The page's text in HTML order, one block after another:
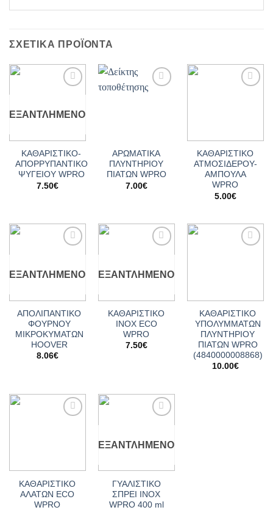
ΣΧΕΤΙΚΆ ΠΡΟΪΌΝΤΑ
ΕΞΑΝΤΛΗΜΈΝΟ
ΚΑΘΑΡΙΣΤΙΚΟ-
ΑΠΟΡΡΥΠΑΝΤΙΚΟ
ΨΥΓΕΙΟΥ WPRO
7.50€
ΑΡΩΜΑΤΙΚΑ
ΠΛΥΝΤΗΡΙΟΥ
ΠΙΑΤΩΝ WPRO
7.00€
ΚΑΘΑΡΙΣΤΙΚΟ
ΑΤΜΟΣΙΔΕΡΟΥ-
ΑΜΠΟΥΛΑ
WPRO
5.00€
ΕΞΑΝΤΛΗΜΈΝΟ
ΑΠΟΛΙΠΑΝΤΙΚΟ
ΦΟΥΡΝΟΥ
ΜΙΚΡΟΚΥΜΑΤΩΝ
HOOVER
8.06€
ΕΞΑΝΤΛΗΜΈΝΟ
ΚΑΘΑΡΙΣΤΙΚΟ
INOX ECO
WPRO
7.50€
ΚΑΘΑΡΙΣΤΙΚΟ
ΥΠΟΛΥΜΜΑΤΩΝ
ΠΛΥΝΤΗΡΙΟΥ
ΠΙΑΤΩΝ WPRO
(4840000008868)
10.00€
ΚΑΘΑΡΙΣΤΙΚΟ
ΑΛΑΤΩΝ ECO
WPRO
ΕΞΑΝΤΛΗΜΈΝΟ
ΓΥΑΛΙΣΤΙΚΟ
ΣΠΡΕΙ INOX
WPRO 400 ml